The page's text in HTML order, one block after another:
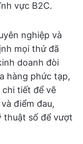
vực B2C.
nghiệp và
mọi thứ đã
doanh đòi
hàng phức tạp,
tiết để vẽ
điểm đau,
thuật số để vượt